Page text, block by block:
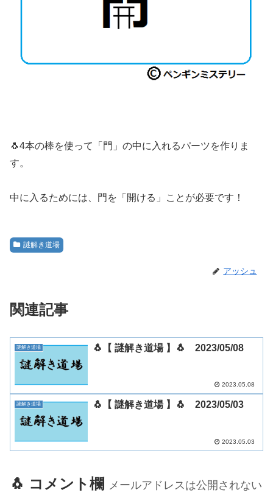
🐧4本の棒を使って「門」の中に入れるパーツを作りま
す。
中に入るためには、門を「開ける」ことが必要です！
謎解き道場
アッシュ
関連記事
謎解き道場 🐧【 謎解き道場 】🐧 2023/05/08
2023.05.08
謎解き道場 🐧【 謎解き道場 】🐧 2023/05/03
2023.05.03
🐧 コメント欄 メールアドレスは公開されない